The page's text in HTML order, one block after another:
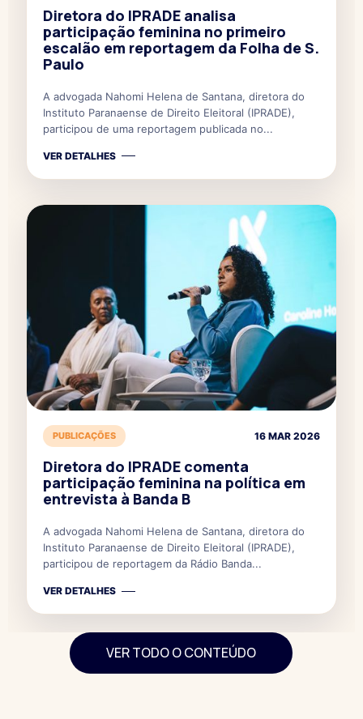
Diretora do IPRADE analisa
participação feminina no primeiro
escalão em reportagem da Folha de S.
Paulo
A advogada Nahomi Helena de Santana, diretora do
Instituto Paranaense de Direito Eleitoral (IPRADE),
participou de uma reportagem publicada no...
VER DETALHES
PUBLICAÇÕES 16 MAR 2026
Diretora do IPRADE comenta
participação feminina na política em
entrevista à Banda B
A advogada Nahomi Helena de Santana, diretora do
Instituto Paranaense de Direito Eleitoral (IPRADE),
participou de reportagem da Rádio Banda...
VER DETALHES
VER TODO O CONTEÚDO